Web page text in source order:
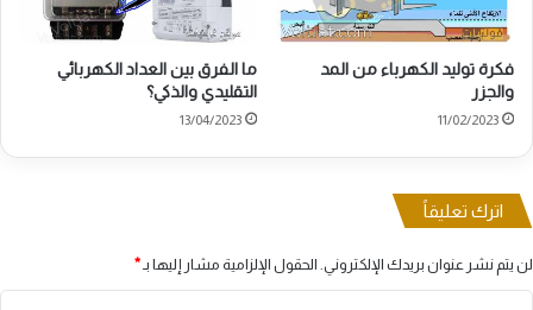
فكرة توليد الكهرباء من المد
والجزر
11/02/2023
ما الفرق بين العداد الكهربائي
التقليدي والذكي؟
13/04/2023
اترك تعليقاً
لن يتم نشر عنوان بريدك الإلكتروني. الحقول الإلزامية مشار إليها بـ*